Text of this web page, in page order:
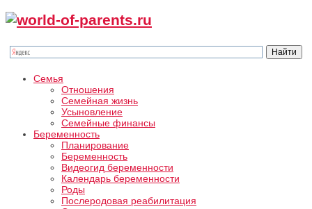
Семья
Отношения
Семейная жизнь
Усыновление
Семейные финансы
Беременность
Планирование
Беременность
Видеогид беременности
Календарь беременности
Роды
Послеродовая реабилитация